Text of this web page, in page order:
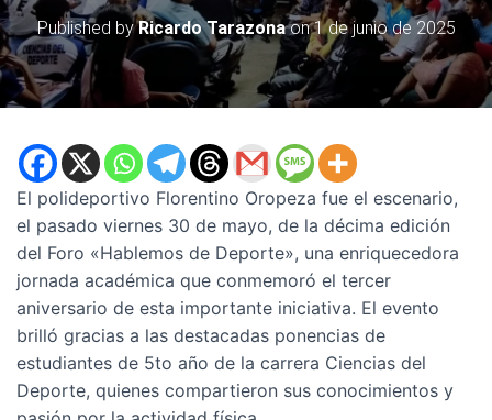
Published byRicardo Tarazonaon1 de junio de 2025
El polideportivo Florentino Oropeza fue el escenario,
el pasado viernes 30 de mayo, de la décima edición
del Foro «Hablemos de Deporte», una enriquecedora
jornada académica que conmemoró el tercer
aniversario de esta importante iniciativa. El evento
brilló gracias a las destacadas ponencias de
estudiantes de 5to año de la carrera Ciencias del
Deporte, quienes compartieron sus conocimientos y